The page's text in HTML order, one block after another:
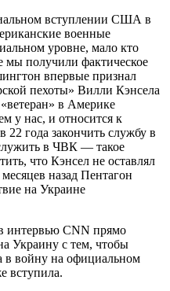
вступлении США в
военные
уровне, мало кто
мы получили фактическое
впервые признал
пехоты» Вилли Кэнсела
в Америке
у нас, и относится к
года закончить службу в
в ЧВК — такое
что Кэнсел не оставлял
назад Пентагон
на Украине
интервью CNN прямо
Украину с тем, чтобы
в войну на официальном
вступила.